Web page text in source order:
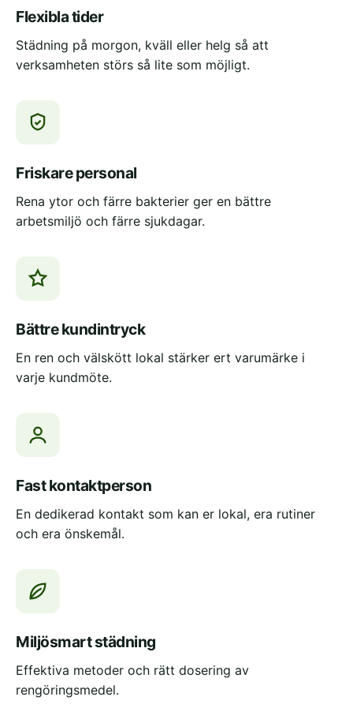
Flexibla tider
Städning på morgon, kväll eller helg så att
verksamheten störs så lite som möjligt.
Friskare personal
Rena ytor och färre bakterier ger en bättre
arbetsmiljö och färre sjukdagar.
Bättre kundintryck
En ren och välskött lokal stärker ert varumärke i
varje kundmöte.
Fast kontaktperson
En dedikerad kontakt som kan er lokal, era rutiner
och era önskemål.
Miljösmart städning
Effektiva metoder och rätt dosering av
rengöringsmedel.